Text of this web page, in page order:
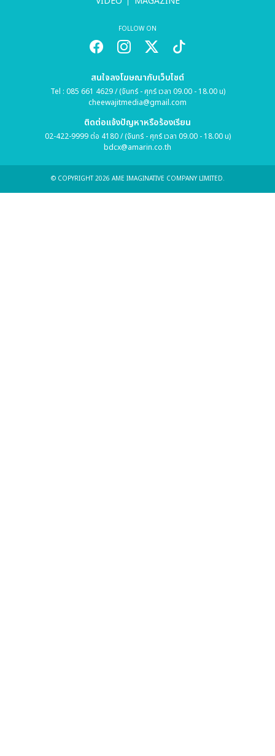
FOLLOW ON
สนใจลงโฆษณากับเว็บไซต์
Tel : 085 661 4629 / (จันทร์ - ศุกร์ เวลา 09.00 - 18.00 น)
cheewajitmedia@gmail.com
ติดต่อแจ้งปัญหาหรือร้องเรียน
02-422-9999 ต่อ 4180 / (จันทร์ - ศุกร์ เวลา 09.00 - 18.00 น)
bdcx@amarin.co.th
© COPYRIGHT 2026 AME IMAGINATIVE COMPANY LIMITED.